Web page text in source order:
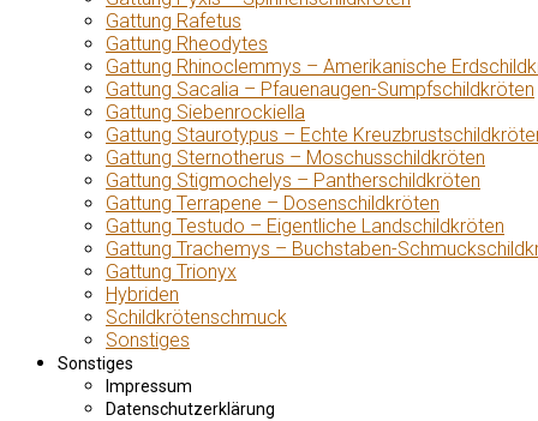
Gattung Rafetus
Gattung Rheodytes
Gattung Rhinoclemmys – Amerikanische
Gattung Sacalia – Pfauenaugen-Sumpfschildkröten
Gattung Siebenrockiella
Gattung Staurotypus – Echte
Gattung Sternotherus – Moschusschildkröten
Gattung Stigmochelys – Pantherschildkröten
Gattung Terrapene – Dosenschildkröten
Gattung Testudo – Eigentliche Landschildkröten
Gattung Trachemys – Buchstaben-
Gattung Trionyx
Hybriden
Schildkrötenschmuck
Sonstiges
Sonstiges
Impressum
Datenschutzerklärung